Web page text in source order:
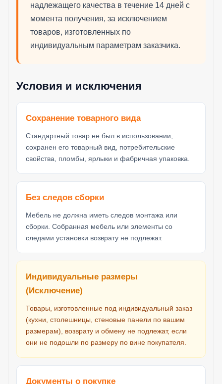
надлежащего качества в течение 14 дней с
момента получения, за исключением
товаров, изготовленных по
индивидуальным параметрам заказчика.
Условия и исключения
Сохранение товарного вида
Стандартный товар не был в использовании,
сохранен его товарный вид, потребительские
свойства, пломбы, ярлыки и фабричная упаковка.
Без следов сборки
Мебель не должна иметь следов монтажа или
сборки. Собранная мебель или элементы со
следами установки возврату не подлежат.
Индивидуальные размеры
(Исключение)
Товары, изготовленные под индивидуальный заказ
(кухни, столешницы, стеновые панели по вашим
размерам), возврату и обмену не подлежат, если
они не подошли по размеру по вине покупателя.
Документы о покупке